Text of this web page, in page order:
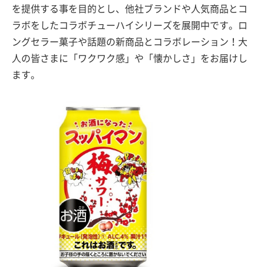
を提供する事を目的とし、他社ブランドや人気商品とコ
ラボをしたコラボチューハイシリーズを展開中です。ロ
ングセラー菓子や話題の新商品とコラボレーション！大
人の皆さまに「ワクワク感」や「懐かしさ」をお届けし
ます。